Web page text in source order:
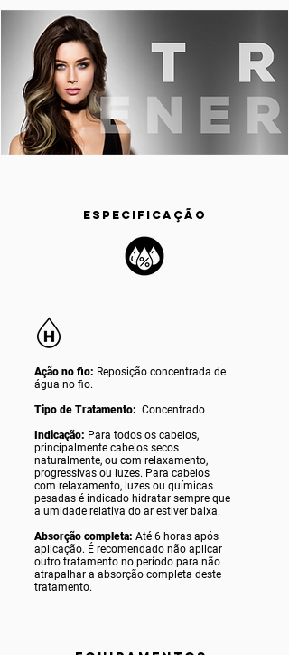
ESPECIFICAÇÃO
Ação no fio: Reposição concentrada de
água no fio.
Tipo de Tratamento: Concentrado
Indicação: Para todos os cabelos,
principalmente cabelos secos
naturalmente, ou com relaxamento,
progressivas ou luzes. Para cabelos
com relaxamento, luzes ou químicas
pesadas é indicado hidratar sempre que
a umidade relativa do ar estiver baixa.
Absorção completa: Até 6 horas após
aplicação. É recomendado não aplicar
outro tratamento no período para não
atrapalhar a absorção completa deste
tratamento.